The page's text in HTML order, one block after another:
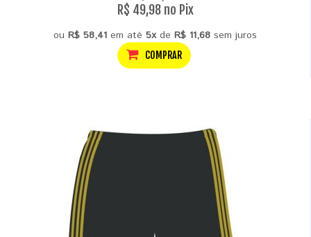
R$ 49,98 no Pix
ou R$ 58,41 em até 5xde R$ 11,68 sem juros
COMPRAR